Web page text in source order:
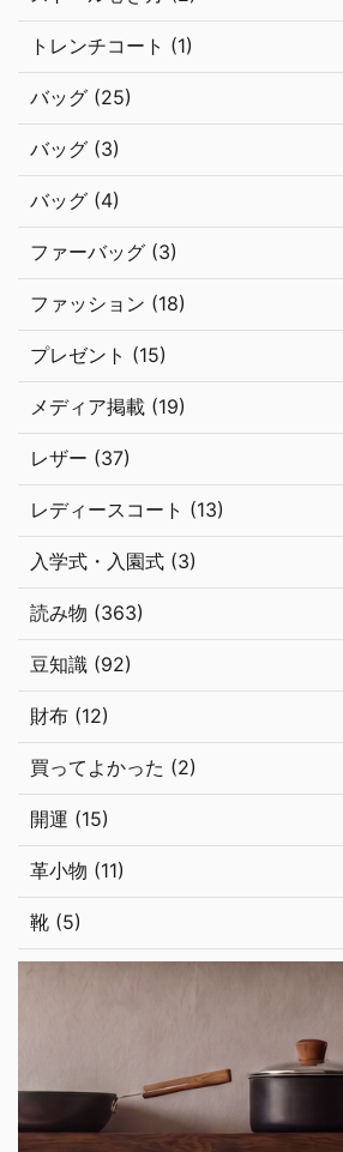
トレンチコート (1)
バッグ (25)
バッグ (3)
バッグ (4)
ファーバッグ (3)
ファッション (18)
プレゼント (15)
メディア掲載 (19)
レザー (37)
レディースコート (13)
入学式・入園式 (3)
読み物 (363)
豆知識 (92)
財布 (12)
買ってよかった (2)
開運 (15)
革小物 (11)
靴 (5)